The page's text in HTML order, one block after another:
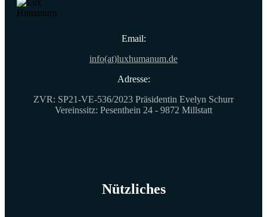
Email:
info(at)luxhumanum.de
Adresse:
ZVR: SP21-VE-536/2023 Präsidentin Evelyn Schurr
Vereinssitz: Pesenthein 24 - 9872 Millstatt
Nützliches